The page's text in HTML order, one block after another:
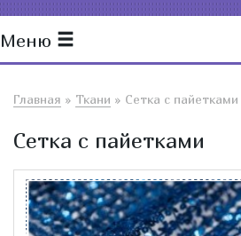
Меню
Главная » Ткани » Сетка с пайетками
Сетка с пайетками